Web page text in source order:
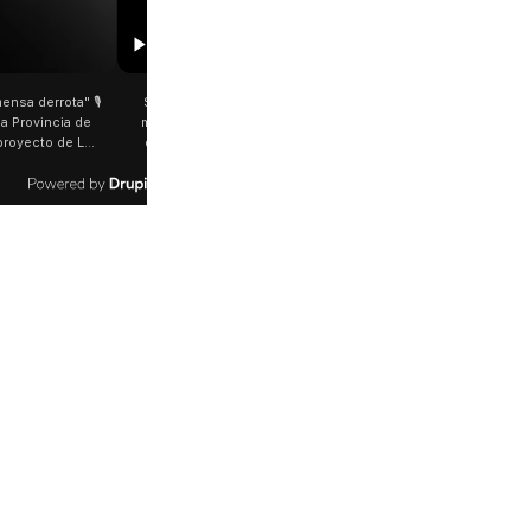
Jorge García Cuerva juntó a
en Liniers El arzobispo
Aires destacó la fortaleza de la
las bajas temperaturas de los
"Son dificultades que pudieron